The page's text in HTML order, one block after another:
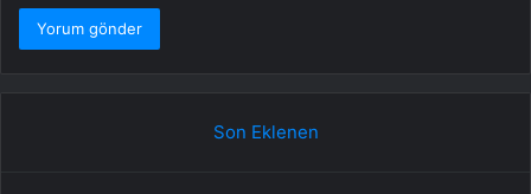
Son Eklenen